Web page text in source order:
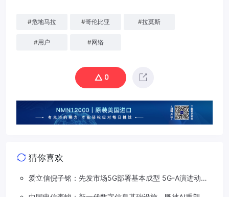
#危地马拉 #哥伦比亚 #拉莫斯
#用户 #网络
0
猜你喜欢
爱立信倪子铭：先发市场5G部署基本成型 5G-A演进动能